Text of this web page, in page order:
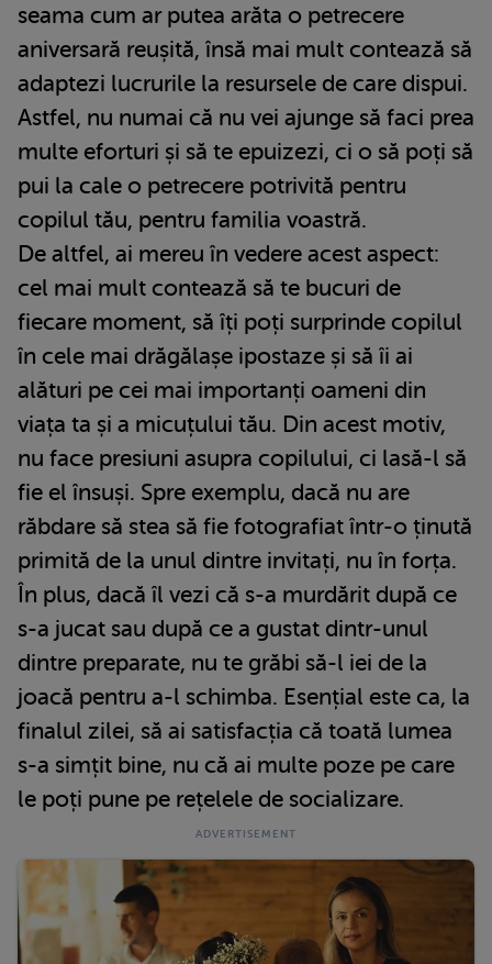
seama cum ar putea arăta o petrecere
aniversară reușită, însă mai mult contează să
adaptezi lucrurile la resursele de care dispui.
Astfel, nu numai că nu vei ajunge să faci prea
multe eforturi și să te epuizezi, ci o să poți să
pui la cale o petrecere potrivită pentru
copilul tău, pentru familia voastră.
De altfel, ai mereu în vedere acest aspect:
cel mai mult contează să te bucuri de
fiecare moment, să îți poți surprinde copilul
în cele mai drăgălașe ipostaze și să îi ai
alături pe cei mai importanți oameni din
viața ta și a micuțului tău. Din acest motiv,
nu face presiuni asupra copilului, ci lasă-l să
fie el însuși. Spre exemplu, dacă nu are
răbdare să stea să fie fotografiat într-o ținută
primită de la unul dintre invitați, nu în forța.
În plus, dacă îl vezi că s-a murdărit după ce
s-a jucat sau după ce a gustat dintr-unul
dintre preparate, nu te grăbi să-l iei de la
joacă pentru a-l schimba. Esențial este ca, la
finalul zilei, să ai satisfacția că toată lumea
s-a simțit bine, nu că ai multe poze pe care
le poți pune pe rețelele de socializare.